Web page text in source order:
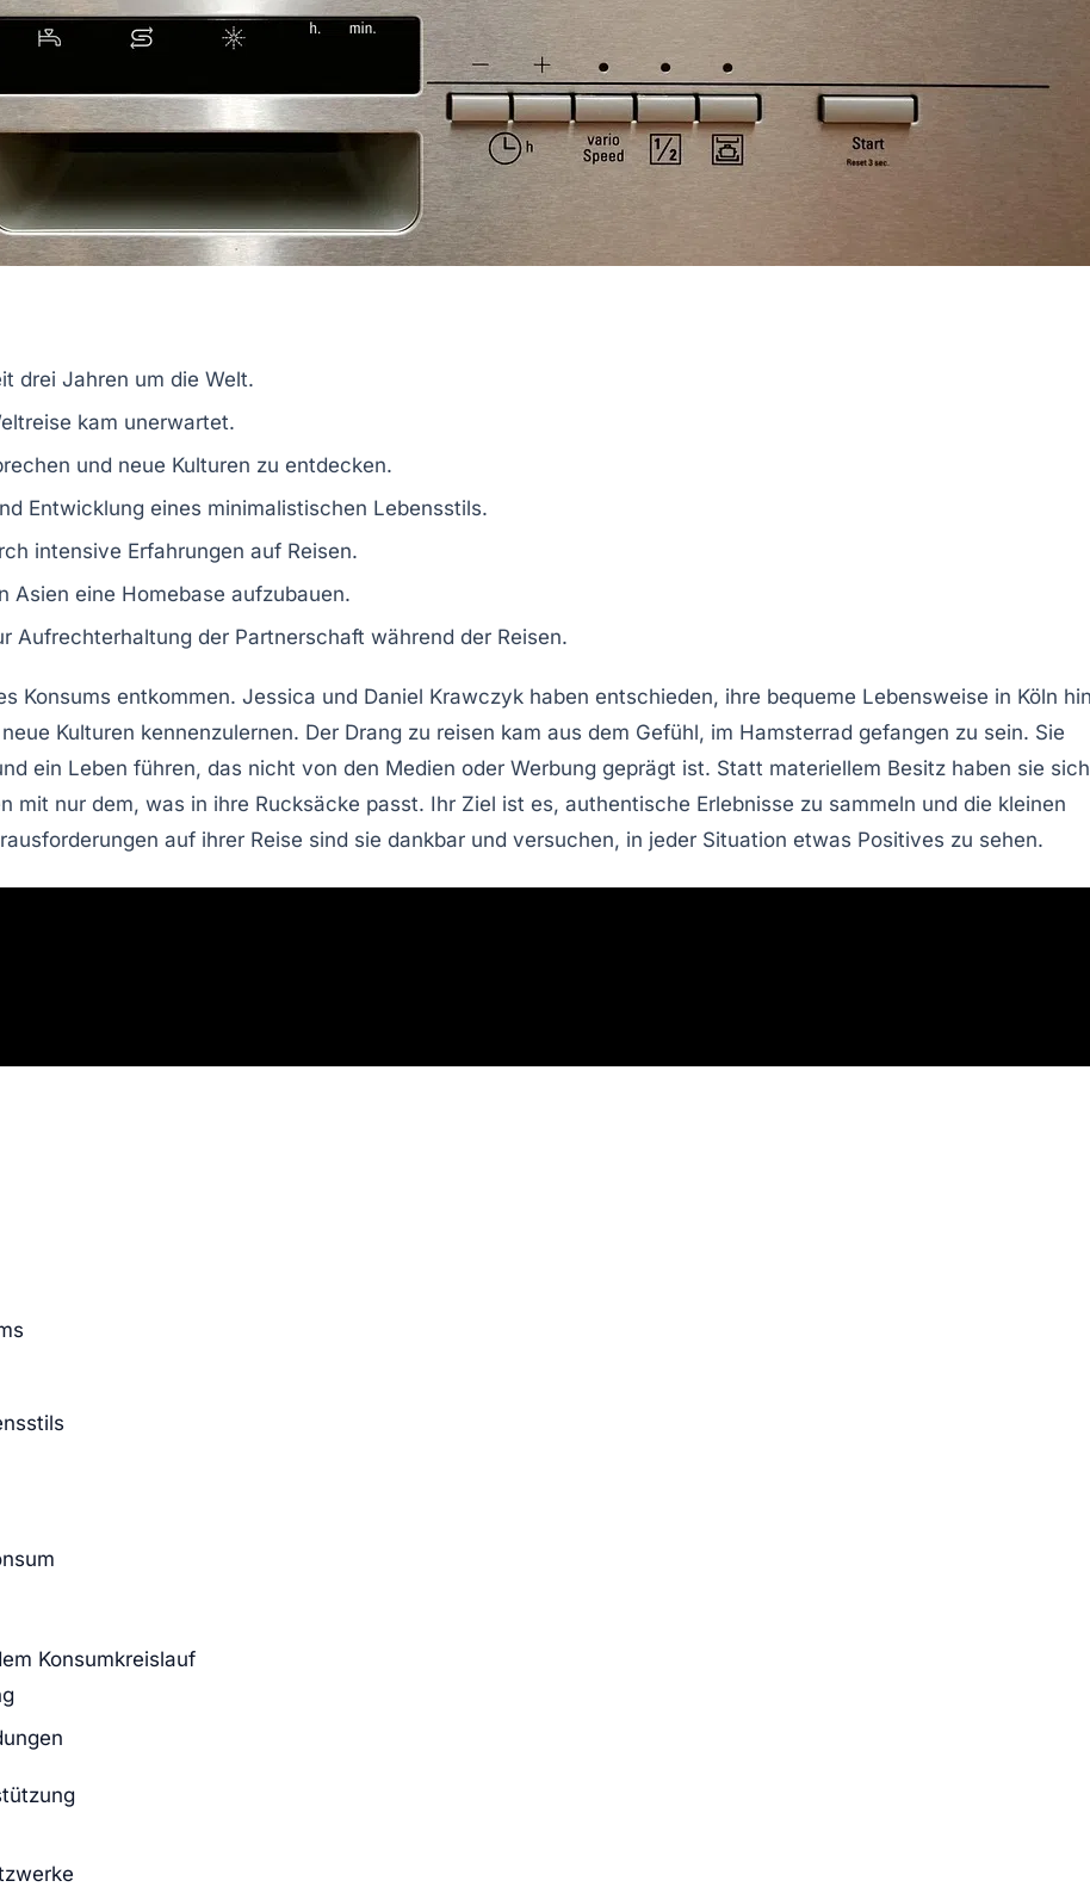
drei Jahren um die Welt.
kam unerwartet.
und neue Kulturen zu entdecken.
Entwicklung eines minimalistischen Lebensstils.
intensive Erfahrungen auf Reisen.
Asien eine Homebase aufzubauen.
Aufrechterhaltung der Partnerschaft während der Reisen.
Konsums entkommen. Jessica und Daniel Krawczyk haben entschieden, ihre bequeme Lebensweise in Köln
Kulturen kennenzulernen. Der Drang zu reisen kam aus dem Gefühl, im Hamsterrad gefangen zu sein. Sie
ein Leben führen, das nicht von den Medien oder Werbung geprägt ist. Statt materiellem Besitz haben sie sich
mit nur dem, was in ihre Rucksäcke passt. Ihr Ziel ist es, authentische Erlebnisse zu sammeln und die kleinen
auf ihrer Reise sind sie dankbar und versuchen, in jeder Situation etwas Positives zu sehen.
Konsumkreislauf